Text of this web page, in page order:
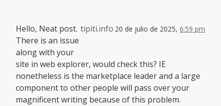
tipiti.info 20 de julio de 2025, 6:59 pm
Hello, Neat post.
There is an issue
along with your
site in web explorer, would check this? IE
nonetheless is the marketplace leader and a large
component to other people will pass over your
magnificent writing because of this problem.